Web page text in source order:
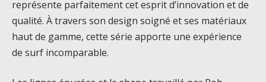
représente parfaitement cet esprit d’innovation et de
qualité. À travers son design soigné et ses matériaux
haut de gamme, cette série apporte une expérience
de surf incomparable.